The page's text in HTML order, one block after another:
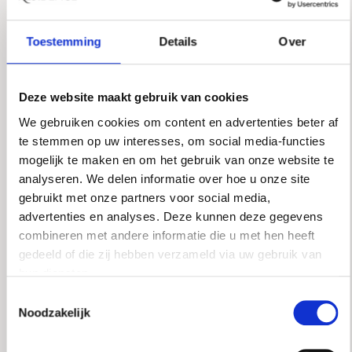
Toestemming Details Over
Deze website maakt gebruik van cookies
We gebruiken cookies om content en advertenties beter af
te stemmen op uw interesses, om social media-functies
mogelijk te maken en om het gebruik van onze website te
analyseren. We delen informatie over hoe u onze site
gebruikt met onze partners voor social media,
advertenties en analyses. Deze kunnen deze gegevens
combineren met andere informatie die u met hen heeft
gedeeld of die zij hebben verzameld via uw gebruik van
Noodzakelijk
The total floor area comprises approximately 234
space for the garage. The apartment features a
living room with kitchen, four bedrooms, and two
façade on the ground floor, opening onto the city
garden, and the beautiful roof garden of 128 m²
on the first floor. The red-brown brickwork and
the robust ground-floor frontage refer to the
industrial and utilitarian character that long
defined the building as the Gruno Rye Bread
Factory. Situated on freehold land.
The full living experience can be explored on our
The ground floor forms the heart of the home: a